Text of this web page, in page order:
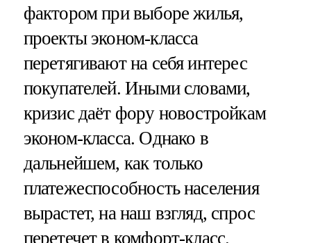
фактором при выборе жилья,
проекты эконом-класса
перетягивают на себя интерес
покупателей. Иными словами,
кризис даёт фору новостройкам
эконом-класса. Однако в
дальнейшем, как только
платежеспособность населения
вырастет, на наш взгляд, спрос
перетечет в комфорт-класс.